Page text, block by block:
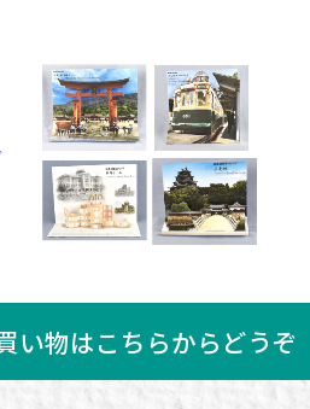
い物はこちらからどうぞ